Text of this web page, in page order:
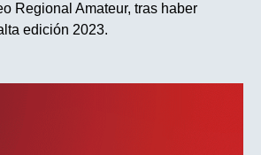
Regional Amateur, tras haber
edición 2023.